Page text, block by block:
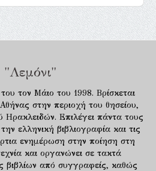
"Λεμόνι"
τον Μάιο του 1998. Βρίσκεται
στην περιοχή του θησείου,
Ηρακλειδών. Επιλέγει πάντα τους
ελληνική βιβλιογραφία και τις
ενημέρωση στην ποίηση στη
και οργανώνει σε τακτά
βιβλίων από συγγραφείς, καθώς